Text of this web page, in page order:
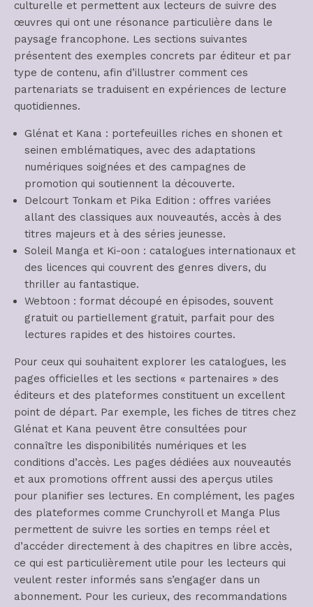
culturelle et permettent aux lecteurs de suivre des
œuvres qui ont une résonance particulière dans le
paysage francophone. Les sections suivantes
présentent des exemples concrets par éditeur et par
type de contenu, afin d’illustrer comment ces
partenariats se traduisent en expériences de lecture
quotidiennes.
Glénat et Kana : portefeuilles riches en shonen et
seinen emblématiques, avec des adaptations
numériques soignées et des campagnes de
promotion qui soutiennent la découverte.
Delcourt Tonkam et Pika Edition : offres variées
allant des classiques aux nouveautés, accès à des
titres majeurs et à des séries jeunesse.
Soleil Manga et Ki-oon : catalogues internationaux et
des licences qui couvrent des genres divers, du
thriller au fantastique.
Webtoon : format découpé en épisodes, souvent
gratuit ou partiellement gratuit, parfait pour des
lectures rapides et des histoires courtes.
Pour ceux qui souhaitent explorer les catalogues, les
pages officielles et les sections « partenaires » des
éditeurs et des plateformes constituent un excellent
point de départ. Par exemple, les fiches de titres chez
Glénat et Kana peuvent être consultées pour
connaître les disponibilités numériques et les
conditions d’accès. Les pages dédiées aux nouveautés
et aux promotions offrent aussi des aperçus utiles
pour planifier ses lectures. En complément, les pages
des plateformes comme Crunchyroll et Manga Plus
permettent de suivre les sorties en temps réel et
d’accéder directement à des chapitres en libre accès,
ce qui est particulièrement utile pour les lecteurs qui
veulent rester informés sans s’engager dans un
abonnement. Pour les curieux, des recommandations